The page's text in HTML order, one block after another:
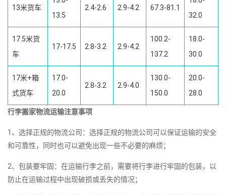
13米货车
13.5
2.4-2.6 2.9-4.2 67.3-81.1
32.0
17.5米货
车
17-17.5 2.8-3.2 2.9-4.2
100.2-
137.2
18.0-
30.0
17米+箱
式货车
17.0-
20.0
2.8-3.2 2.9-4.0
130.0-
150.0
20.0-
28.0
行李搬家物流运输注意事项
1、选择正规的物流公司：选择正规的物流公司可以保证运输的安全
和可靠性，同时也可以避免出现一些不必要的麻烦；
2、包装要牢固：在运输行李之前，需要将行李进行牢固的包装，以
防止在运输过程中出现破损或丢失的情况；